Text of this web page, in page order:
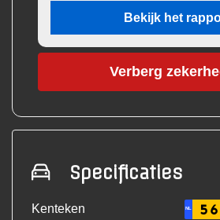
Bekijk het
Verberg
Specificaties
Kenteken NL